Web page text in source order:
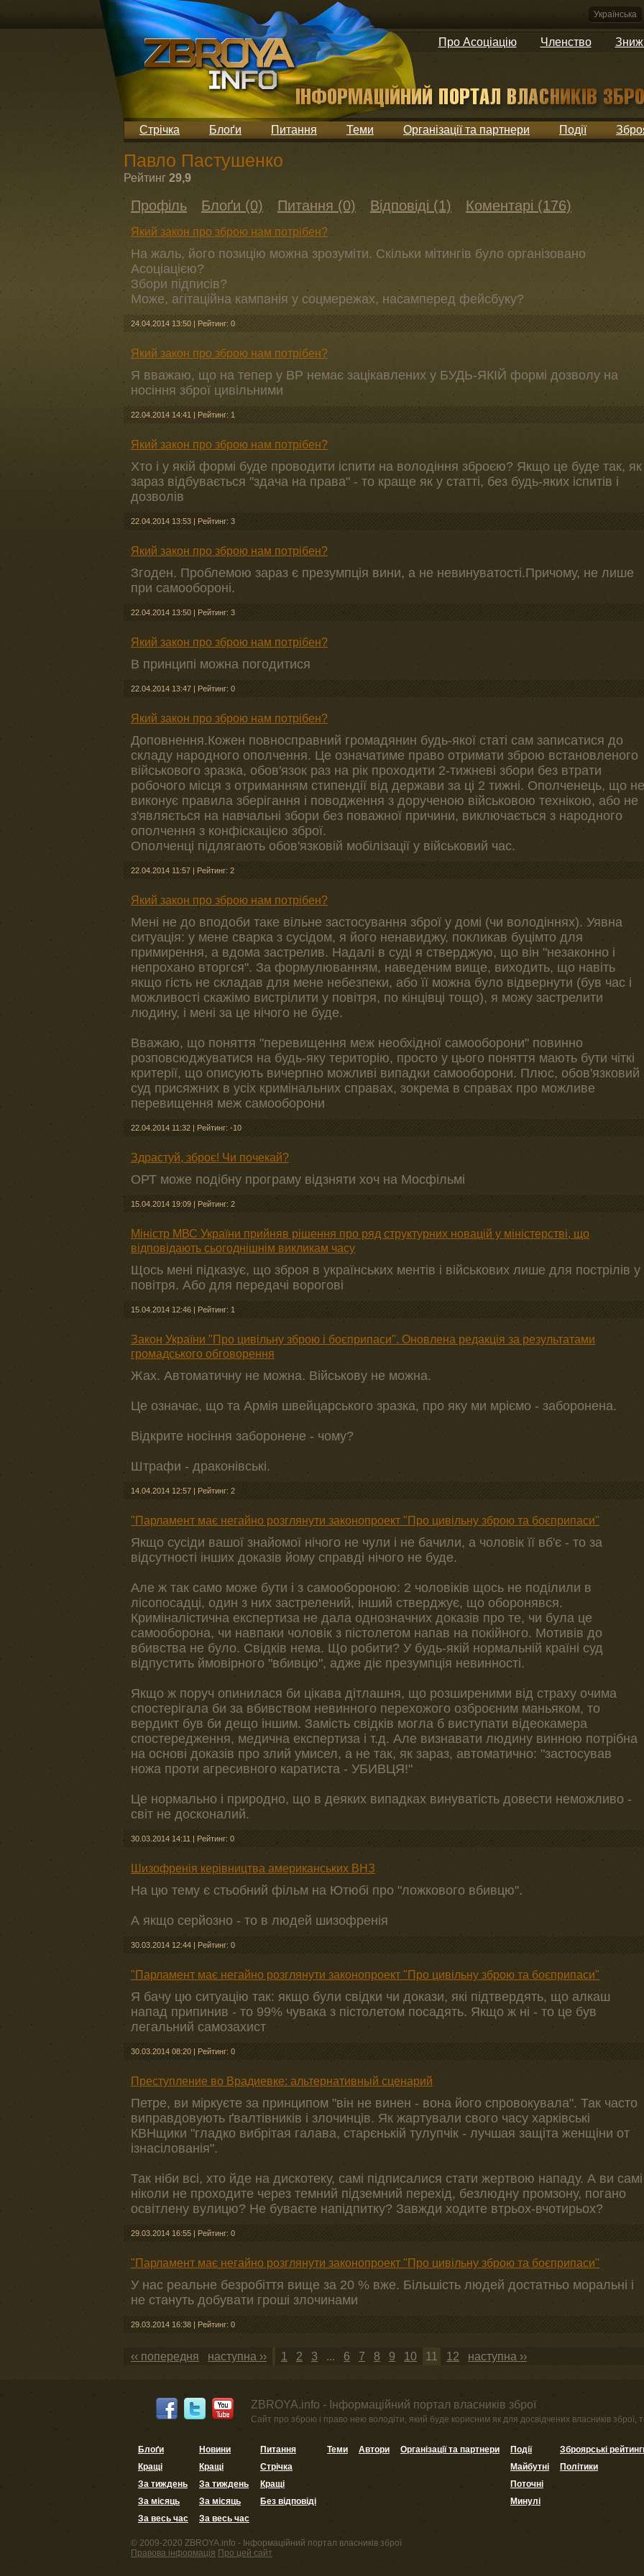
Українська
Про Асоціацію Членство
Стрічка Блоґи Питання Теми Організації та партнери Події
Павло Пастушенко
Рейтинг 29,9
Профіль Блоґи (0) Питання (0) Відповіді (1) Коментарі (176)
Який закон про зброю нам потрібен?
На жаль, його позицію можна зрозуміти. Скільки мітингів було організовано
Асоціацією?
Збори підписів?
Може, агітаційна кампанія у соцмережах, насамперед фейсбуку?
24.04.2014 13:50 | Рейтинг: 0
Який закон про зброю нам потрібен?
Я вважаю, що на тепер у ВР немає зацікавлених у БУДЬ-ЯКІЙ формі дозволу на
носіння зброї цивільними
22.04.2014 14:41 | Рейтинг: 1
Який закон про зброю нам потрібен?
Хто і у якій формі буде проводити іспити на володіння зброєю? Якщо це буде так, як
зараз відбувається "здача на права" - то краще як у статті, без будь-яких іспитів і
дозволів
22.04.2014 13:53 | Рейтинг: 3
Який закон про зброю нам потрібен?
Згоден. Проблемою зараз є презумпція вини, а не невинуватості.Причому, не лише
при самообороні.
22.04.2014 13:50 | Рейтинг: 3
Який закон про зброю нам потрібен?
В принципі можна погодитися
22.04.2014 13:47 | Рейтинг: 0
Який закон про зброю нам потрібен?
Доповнення.Кожен повносправний громадянин будь-якої статі сам записатися до
складу народного ополчення. Це означатиме право отримати зброю встановленого
військового зразка, обов'язок раз на рік проходити 2-тижневі збори без втрати
робочого місця з отриманням стипендії від держави за ці 2 тижні. Ополченець, що не
виконує правила зберігання і поводження з дорученою військовою технікою, або не
з'являється на навчальні збори без поважної причини, виключається з народного
ополчення з конфіскацією зброї.
Ополченці підлягають обов'язковій мобілізації у військовий час.
22.04.2014 11:57 | Рейтинг: 2
Який закон про зброю нам потрібен?
Мені не до вподоби таке вільне застосування зброї у домі (чи володіннях). Уявна
ситуація: у мене сварка з сусідом, я його ненавиджу, покликав буцімто для
примирення, а вдома застрелив. Надалі в суді я стверджую, що він "незаконно і
непрохано вторгся". За формулюванням, наведеним вище, виходить, що навіть
якщо гість не складав для мене небезпеки, або її можна було відвернути (був час і
можливості скажімо вистрілити у повітря, по кінцівці тощо), я можу застрелити
людину, і мені за це нічого не буде.
Вважаю, що поняття "перевищення меж необхідної самооборони" повинно
розповсюджуватися на будь-яку територію, просто у цього поняття мають бути чіткі
критерії, що описують вичерпно можливі випадки самооборони. Плюс, обов'язковий
суд присяжних в усіх кримінальних справах, зокрема в справах про можливе
перевищення меж самооборони
22.04.2014 11:32 | Рейтинг: -10
Здрастуй, зброє! Чи почекай?
ОРТ може подібну програму відзняти хоч на Мосфільмі
15.04.2014 19:09 | Рейтинг: 2
Міністр МВС України прийняв рішення про ряд структурних новацій у міністерстві, що
відповідають сьогоднішнім викликам часу
Щось мені підказує, що зброя в українських ментів і військових лише для пострілів у
повітря. Або для передачі ворогові
15.04.2014 12:46 | Рейтинг: 1
Закон України "Про цивільну зброю і боєприпаси". Оновлена редакція за результатами
громадського обговорення
Жах. Автоматичну не можна. Військову не можна.
Це означає, що та Армія швейцарського зразка, про яку ми мріємо - заборонена.
Відкрите носіння заборонене - чому?
Штрафи - драконівські.
14.04.2014 12:57 | Рейтинг: 2
"Парламент має негайно розглянути законопроект "Про цивільну зброю та боєприпаси"
Якщо сусіди вашої знайомої нічого не чули і не бачили, а чоловік її вб'є - то за
відсутності інших доказів йому справді нічого не буде.
Але ж так само може бути і з самообороною: 2 чоловіків щось не поділили в
лісопосадці, один з них застрелений, інший стверджує, що оборонявся.
Криміналістична експертиза не дала однозначних доказів про те, чи була це
самооборона, чи навпаки чоловік з пістолетом напав на покійного. Мотивів до
вбивства не було. Свідків нема. Що робити? У будь-якій нормальній країні суд
відпустить ймовірного "вбивцю", адже діє презумпція невинності.
Якщо ж поруч опинилася би цікава дітлашня, що розширеними від страху очима
спостерігала би за вбивством невинного перехожого озброєним маньяком, то
вердикт був би дещо іншим. Замість свідків могла б виступати відеокамера
спостередження, медична експертиза і т.д. Але визнавати людину винною потрібна
на основі доказів про злий умисел, а не так, як зараз, автоматично: "застосував
ножа проти агресивного каратиста - УБИВЦЯ!"
Це нормально і природно, що в деяких випадках винуватість довести неможливо -
світ не досконалий.
30.03.2014 14:11 | Рейтинг: 0
Шизофренія керівництва американських ВНЗ
На цю тему є стьобний фільм на Ютюбі про "ложкового вбивцю".
А якщо серйозно - то в людей шизофренія
30.03.2014 12:44 | Рейтинг: 0
"Парламент має негайно розглянути законопроект "Про цивільну зброю та боєприпаси"
Я бачу цю ситуацію так: якщо були свідки чи докази, які підтвердять, що алкаш
напад припинив - то 99% чувака з пістолетом посадять. Якщо ж ні - то це був
легальний самозахист
30.03.2014 08:20 | Рейтинг: 0
Преступление во Врадиевке: альтернативный сценарий
Петре, ви міркуєте за принципом "він не винен - вона його спровокувала". Так часто
виправдовують ґвалтівників і злочинців. Як жартували свого часу харківські
КВНщики "гладко вибрітая галава, старєнькій тулупчік - лучшая защіта женщіни от
ізнасілованія".
Так ніби всі, хто йде на дискотеку, самі підписалися стати жертвою нападу. А ви самі
ніколи не проходите через темний підземний перехід, безлюдну промзону, погано
освітлену вулицю? Не буваєте напідпитку? Завжди ходите втрьох-вчотирьох?
29.03.2014 16:55 | Рейтинг: 0
"Парламент має негайно розглянути законопроект "Про цивільну зброю та боєприпаси"
У нас реальне безробіття вище за 20 % вже. Більшість людей достатньо моральні і
не стануть добувати гроші злочинами
29.03.2014 16:38 | Рейтинг: 0
‹‹ попередня наступна ›› 1 2 3 ... 6 7 8 9 10 11 12 наступна ››
ZBROYA.info - Інформаційний портал власників зброї
Сайт про зброю і право нею володіти, який буде корисним як для досвідчених власників зброї,
Блоґи
Кращі
За тиждень
За місяць
За весь час
Новини
Кращі
За тиждень
За місяць
За весь час
Питання
Стрічка
Кращі
Без відповіді
Теми Автори Організації та партнери
Події
Майбутні
Поточні
Минулі
Зброярські
Політики
© 2009-2020 ZBROYA.info - Інформаційний портал власників зброї
Правова інформація Про цей сайт